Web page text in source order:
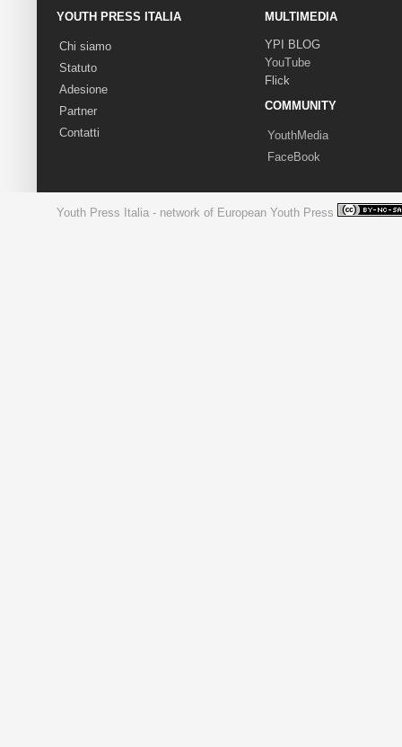
YOUTH PRESS ITALIA
Chi siamo
Statuto
Adesione
Partner
Contatti
MULTIMEDIA
YPI BLOG
YouTube
Flick
COMMUNITY
YouthMedia
FaceBook
Youth Press Italia - network of European Youth Press